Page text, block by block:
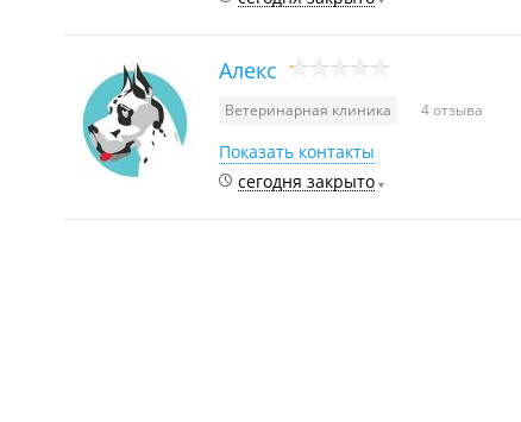
Алекс
Ветеринарная клиника 4 отзыва
Показать контакты
сегодня закрыто